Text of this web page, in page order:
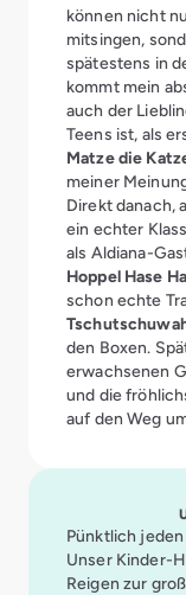
können nicht
mitsingen,
spätestens in
kommt mein
auch der
Teens ist, als
Matze die
meiner
Direkt danach,
ein echter
als Aldiana-
Hoppel Hase
schon echte
den Boxen.
erwachsenen
und die
auf den Weg
Pünktlich
Unser Kinder-
Reigen zur